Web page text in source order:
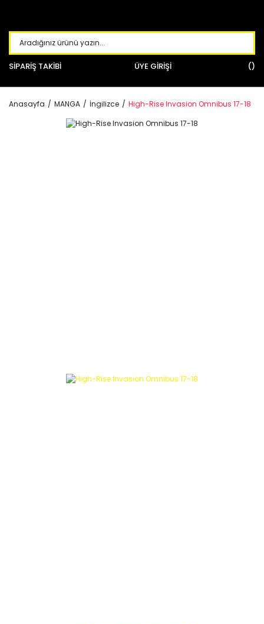
SİPARİŞ TAKİBİ ÜYE GİRİŞİ
Anasayfa MANGA İngilizce High-Rise Invasion Omnibus 17-18